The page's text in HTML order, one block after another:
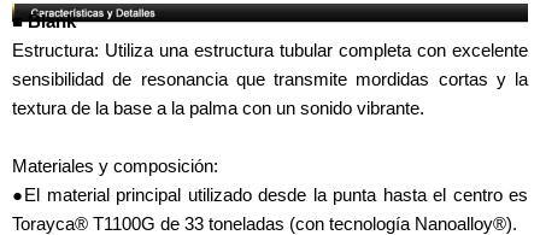
■ Blank
Estructura: Utiliza una estructura tubular completa con excelente
sensibilidad de resonancia que transmite mordidas cortas y la
textura de la base a la palma con un sonido vibrante.
Materiales y composición:
●El material principal utilizado desde la punta hasta el centro es
Torayca® T1100G de 33 toneladas (con tecnología Nanoalloy®).